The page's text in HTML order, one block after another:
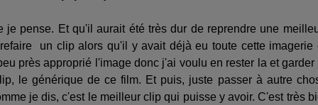
pense. Et qu'il aurait été très dur de reprendre une
un clip alors qu'il y avait déjà eu toute cette imagerie
près approprié l'image donc j'ai voulu en rester la et garder
le générique de ce film. Et puis, juste passer à autre
je dis, c'est le meilleur clip qui puisse y avoir. C'est très